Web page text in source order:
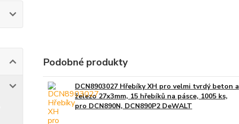
Podobné produkty
DCN8903027 Hřebíky XH pro velmi tvrdý beton a
železo 27x3mm, 15 hřebíků na pásce, 1005 ks,
pro DCN890N, DCN890P2 DeWALT